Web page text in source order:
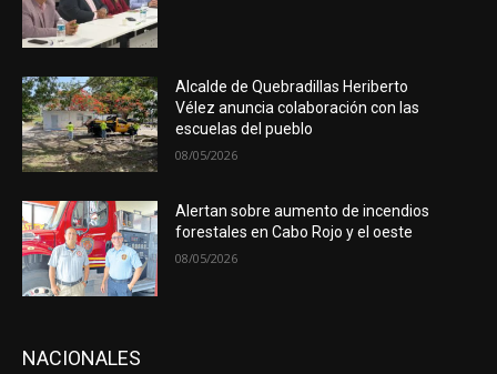
Alcalde de Quebradillas Heriberto
Vélez anuncia colaboración con las
escuelas del pueblo
08/05/2026
Alertan sobre aumento de incendios
forestales en Cabo Rojo y el oeste
08/05/2026
NACIONALES